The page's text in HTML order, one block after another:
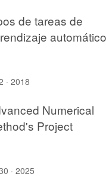
de tareas de
automático
· 2018
Numerical
Project
· 2025